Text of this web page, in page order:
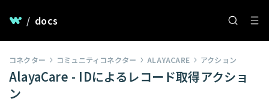
/ docs
コネクター コミュニティコネクター ALAYACARE アクション
AlayaCare - IDによるレコード取得アクショ
ン